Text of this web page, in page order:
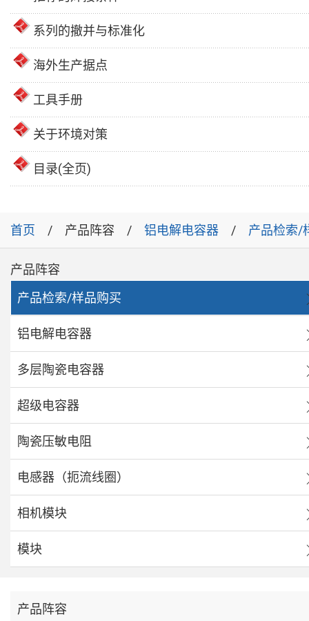
系列的撤并与标准化
海外生产据点
工具手册
关于环境对策
目录(全页)
首页 产品阵容 铝电解电容器 产品检索/
产品阵容
产品检索/样品购买
铝电解电容器
多层陶瓷电容器
超级电容器
陶瓷压敏电阻
电感器（扼流线圈）
相机模块
模块
产品阵容